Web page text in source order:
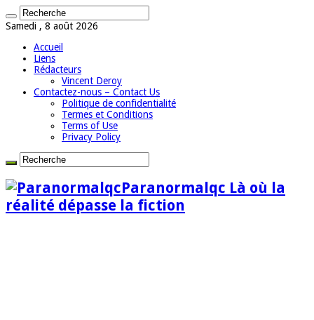
Samedi , 8 août 2026
Accueil
Liens
Rédacteurs
Vincent Deroy
Contactez-nous – Contact Us
Politique de confidentialité
Termes et Conditions
Terms of Use
Privacy Policy
Paranormalqc Là où la
réalité dépasse la fiction